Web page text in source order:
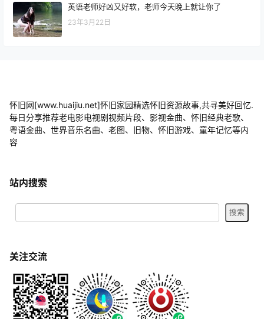
英语老师好凶又好软，老师今天晚上就让你了
23年3月22日
怀旧网[www.huaijiu.net]怀旧家园精选怀旧资源故事,共寻美好回忆.
每日分享推荐老电影电视剧视频片段、影视金曲、怀旧经典老歌、
粤语金曲、世界音乐名曲、老图、旧物、怀旧游戏、童年记忆等内
容
站内搜索
关注交流